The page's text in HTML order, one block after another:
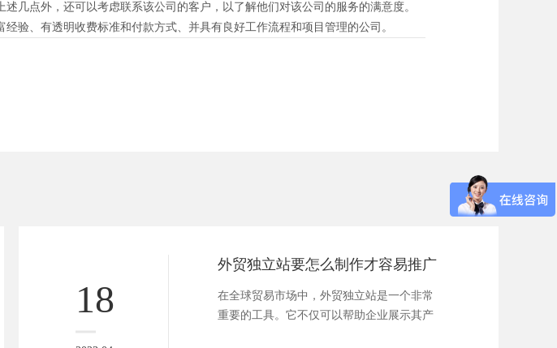
几点外，还可以考虑联系该公司的客户，以了解他们对该公司的服务的满意度。
验、有透明收费标准和付款方式、并具有良好工作流程和项目管理的公司。
18
外贸独立站要怎么制作才容易推广
在全球贸易市场中，外贸独立站是一个非常
重要的工具。它不仅可以帮助企业展示其产